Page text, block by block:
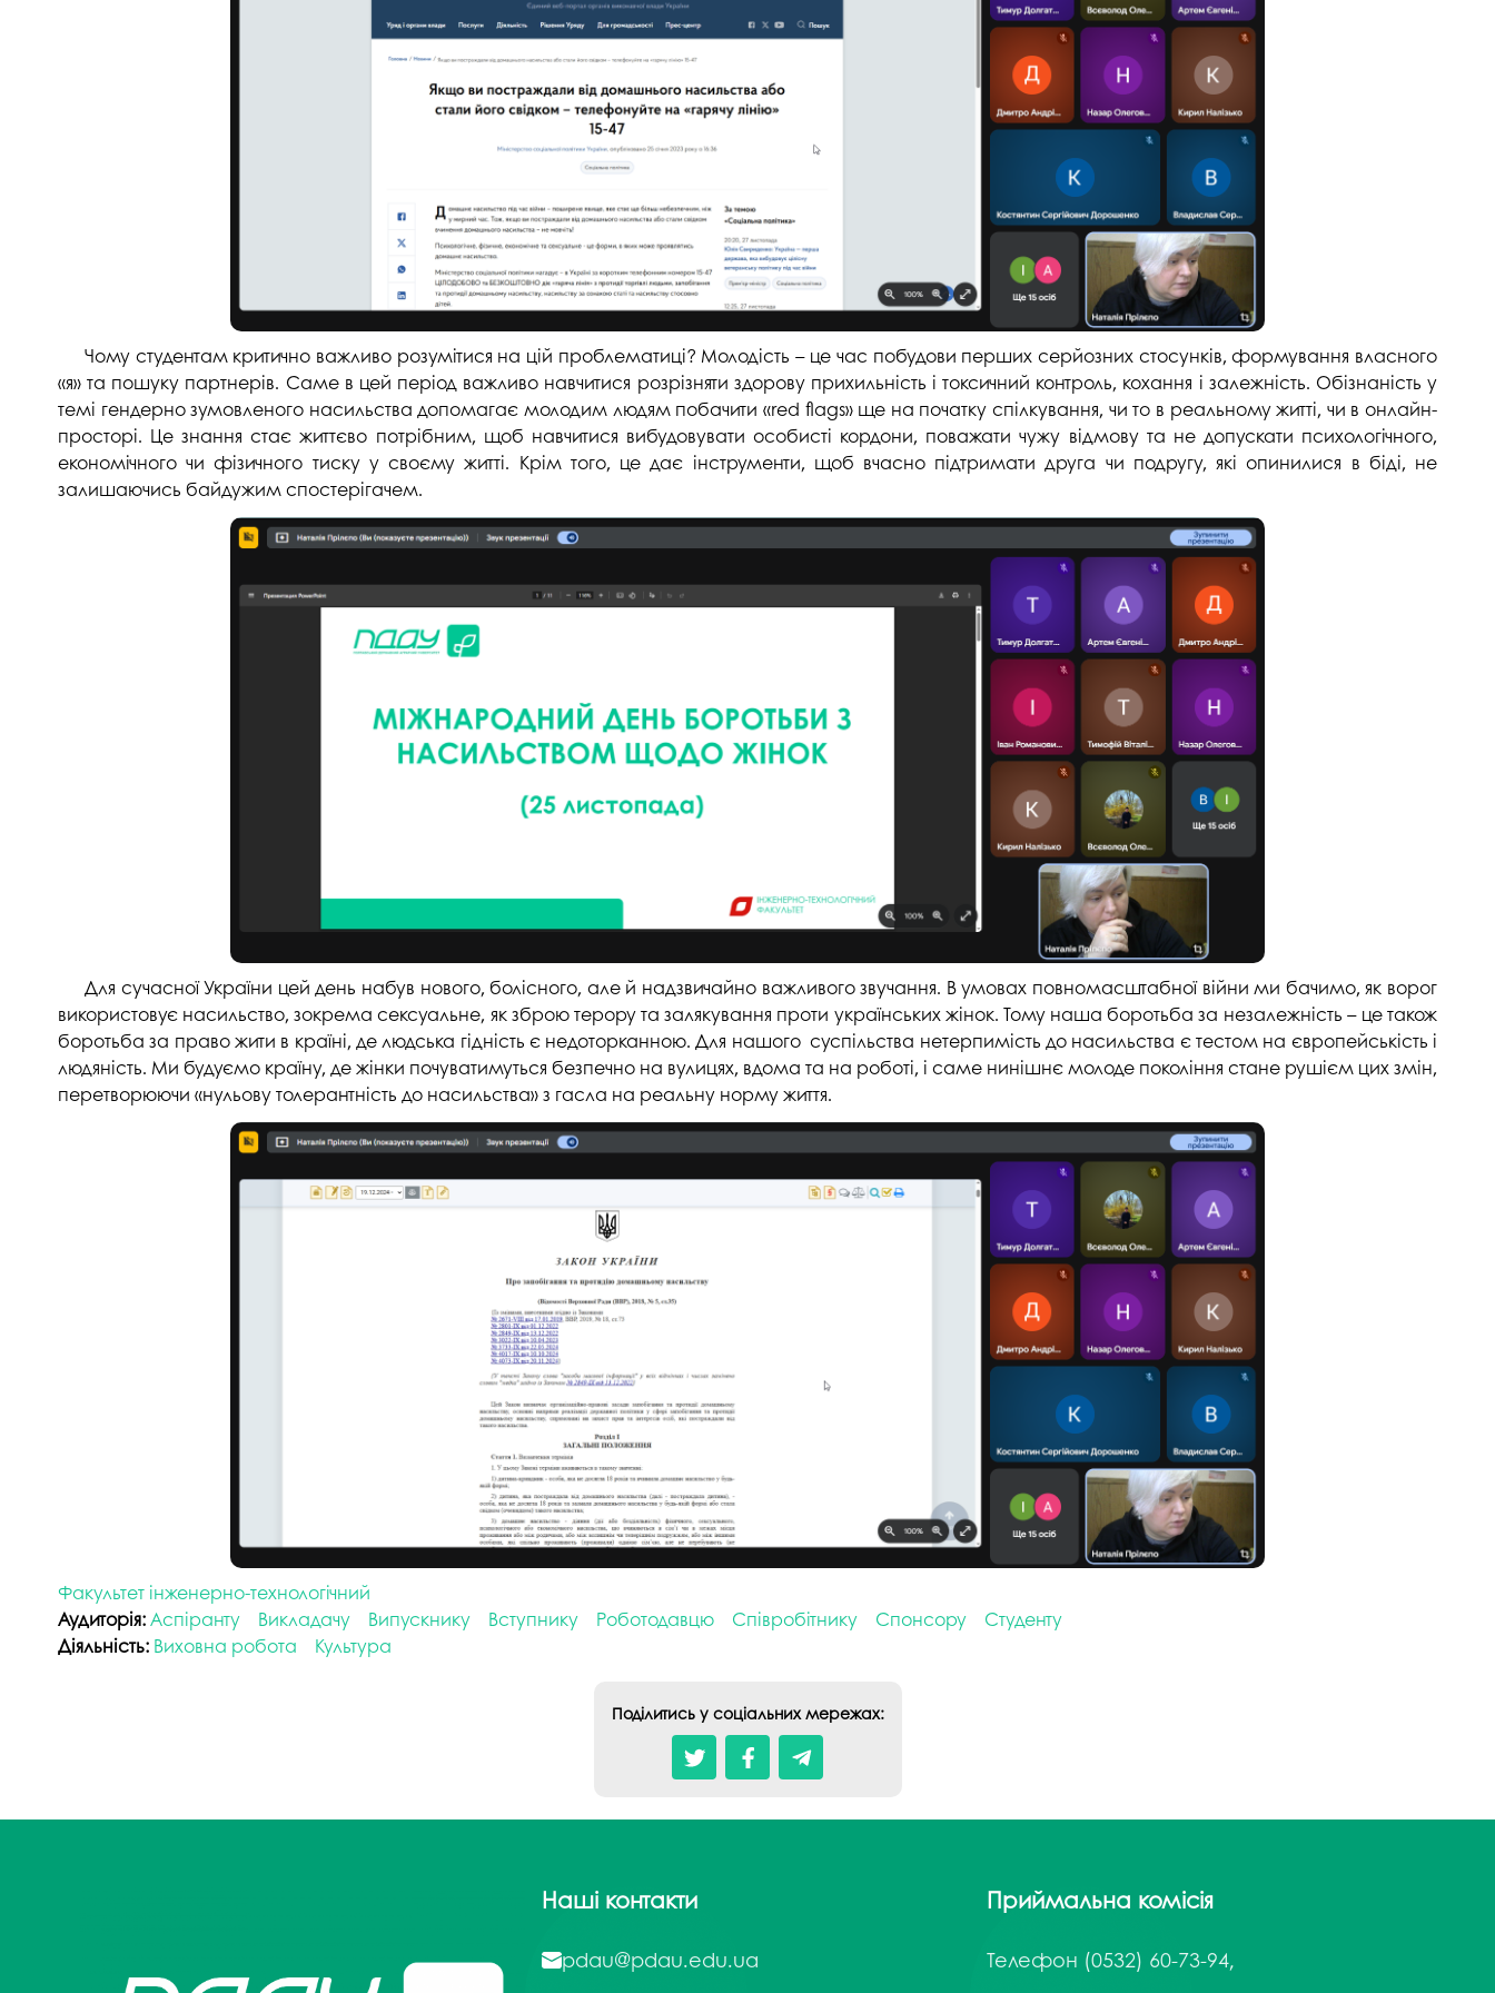
госпдоговірних робіт (послуг)
Чому студентам критично важливо розумітися на цій проблематиці? Молодість – це час побудови перших серйозних стосунків, формування власного
«я» та пошуку партнерів. Саме в цей період важливо навчитися розрізняти здорову прихильність і токсичний контроль, кохання і залежність. Обізнаність у
темі гендерно зумовленого насильства допомагає молодим людям побачити «red flags» ще на початку спілкування, чи то в реальному житті, чи в онлайн-
просторі. Це знання стає життєво потрібним, щоб навчитися вибудовувати особисті кордони, поважати чужу відмову та не допускати психологічного,
економічного чи фізичного тиску у своєму житті. Крім того, це дає інструменти, щоб вчасно підтримати друга чи подругу, які опинилися в біді, не
залишаючись байдужим спостерігачем.
Для сучасної України цей день набув нового, болісного, але й надзвичайно важливого звучання. В умовах повномасштабної війни ми бачимо, як ворог
використовує насильство, зокрема сексуальне, як зброю терору та залякування проти українських жінок. Тому наша боротьба за незалежність – це також
боротьба за право жити в країні, де людська гідність є недоторканною. Для нашого суспільства нетерпимість до насильства є тестом на європейськість і
людяність. Ми будуємо країну, де жінки почуватимуться безпечно на вулицях, вдома та на роботі, і саме нинішнє молоде покоління стане рушієм цих змін,
перетворюючи «нульову толерантність до насильства» з гасла на реальну норму життя.
Факультет інженерно-технологічний
Аудиторія:Аспіранту Викладачу Випускнику Вступнику Роботодавцю Співробітнику Спонсору
Студенту
Діяльність: Виховна робота Культура
Поділитись у соціальних мережах:
Наші контакти
pdau@pdau.edu.ua
Приймальна комісія
Телефон (0532) 60-73-94,